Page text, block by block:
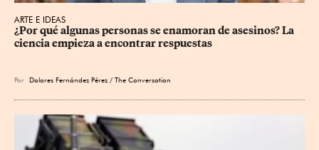
ARTE E IDEAS
¿Por qué algunas personas se enamoran de asesinos? La
ciencia empieza a encontrar respuestas
Por Dolores Fernández Pérez / The Conversation